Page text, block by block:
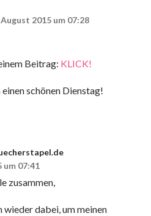
August 2015 um 07:28
Beitrag: KLICK!
schönen Dienstag!
um 07:41
zusammen,
wieder dabei, um meinen